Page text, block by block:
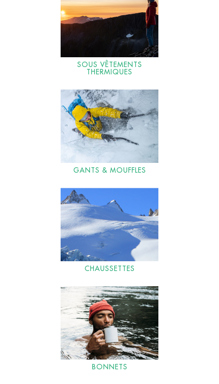
SOUS VÊTEMENTS
THERMIQUES
GANTS & MOUFFLES
CHAUSSETTES
BONNETS